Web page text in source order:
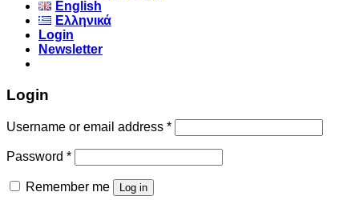
English
Ελληνικά
Login
Newsletter
Login
Username or email address *
Password *
Remember me Log in